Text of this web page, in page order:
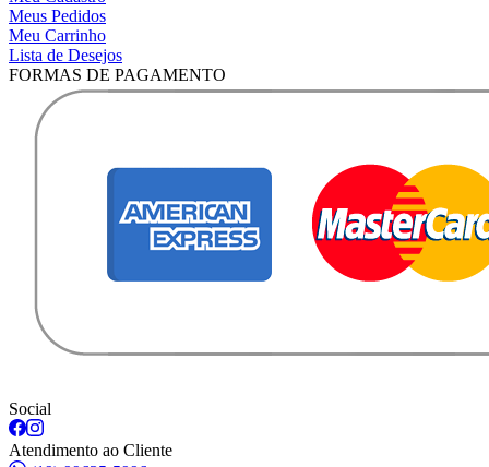
Meus Pedidos
Meu Carrinho
Lista de Desejos
FORMAS DE PAGAMENTO
Social
Atendimento ao Cliente